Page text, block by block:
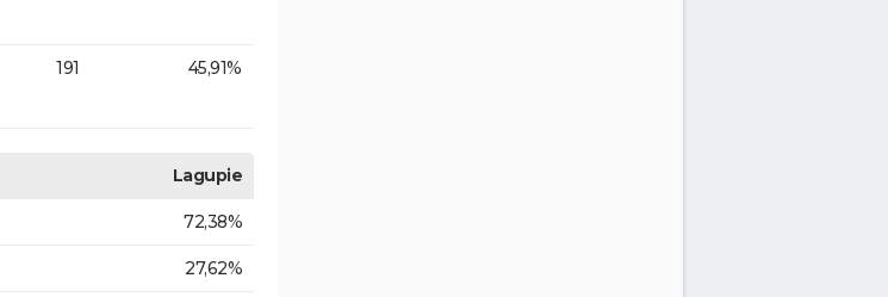
191 45,91%
Lagupie
72,38%
27,62%